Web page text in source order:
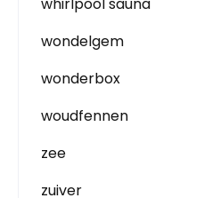
wondelgem
wonderbox
woudfennen
zee
zuiver